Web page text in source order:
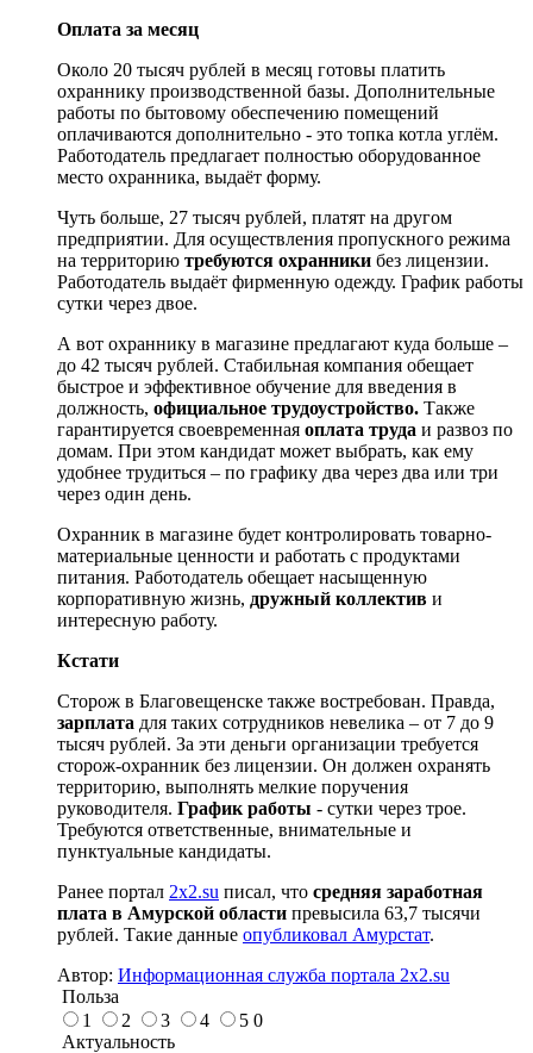
Оплата за месяц
Около 20 тысяч рублей в месяц готовы платить
охраннику производственной базы. Дополнительные
работы по бытовому обеспечению помещений
оплачиваются дополнительно - это топка котла углём.
Работодатель предлагает полностью оборудованное
место охранника, выдаёт форму.
Чуть больше, 27 тысяч рублей, платят на другом
предприятии. Для осуществления пропускного режима
на территорию требуются охранники без лицензии.
Работодатель выдаёт фирменную одежду. График работы
сутки через двое.
А вот охраннику в магазине предлагают куда больше –
до 42 тысяч рублей. Стабильная компания обещает
быстрое и эффективное обучение для введения в
должность, официальное трудоустройство. Также
гарантируется своевременная оплата труда и развоз по
домам. При этом кандидат может выбрать, как ему
удобнее трудиться – по графику два через два или три
через один день.
Охранник в магазине будет контролировать товарно-
материальные ценности и работать с продуктами
питания. Работодатель обещает насыщенную
корпоративную жизнь, дружный коллектив и
интересную работу.
Кстати
Сторож в Благовещенске также востребован. Правда,
зарплата для таких сотрудников невелика – от 7 до 9
тысяч рублей. За эти деньги организации требуется
сторож-охранник без лицензии. Он должен охранять
территорию, выполнять мелкие поручения
руководителя. График работы - сутки через трое.
Требуются ответственные, внимательные и
пунктуальные кандидаты.
Ранее портал 2x2.su писал, что средняя заработная
плата в Амурской области превысила 63,7 тысячи
рублей. Такие данные опубликовал Амурстат.
Автор: Информационная служба портала 2x2.su
Польза
1
2 3 4 5 0
Актуальность